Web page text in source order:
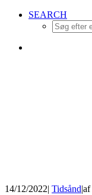
SEARCH
14/12/2022| Tidsånd|af